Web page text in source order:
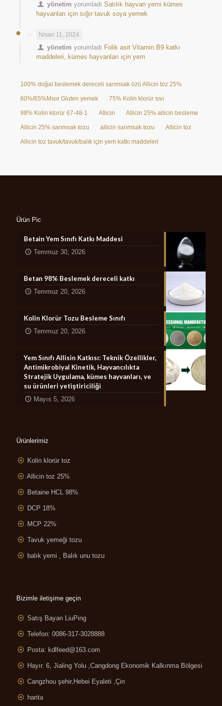
yönetim yorumladıSatılık hayvan yemi kümes
hayvanları için sığır tavuk soya yemek
Nisan 11, 2024
yönetim yorumladı Folik asit Vitamin B9 katkı
maddeleri, kümes hayvanları için yem
100% doğal beslemek dereceli sarımsak özü Allicin toz 25%
60%/65%Mısır Gluten yemek 75% Kolin klorür sıvı
98% Kolin klorür 67-48-1 Allicin Allicin 25% allicin besleme
Allicin 25% sarımsak tozu allicin sarımsak tozu Allicin toz
Allicin toz tavuk/tavuk/balık için yem katkı maddeleri
Ürün Pic
Betain Yem Sınıfı Katkı Maddesi
Temmuz 30, 2026
Betan 98% Beslemek dereceli katkı
Temmuz 20, 2026
Kolin Klorür Tozu Besleme Sınıfı
Temmuz 20, 2026
Yem Sınıfı Allisin Katkısı: Teknik Özellikler,
Antimikrobiyal Kinetik, Hayvancılıkta
Stratejik Uygulama, kümes hayvanları, ve
su ürünleri yetiştiriciliği
Mayıs 5, 2026
Ürünlerimiz
Kolin klorür toz
Allicin toz 25%
Betaine HCL 98%
DCP 18%
MCP 22%
Tavuk yemeği tozu
balık yemi , Balık unu tozu
Bizimle iletişime geçin
Satış Bayan LiuPing
Telefon: 0086-317-3028888
Posta: kdlfeed@163.com
Hayır. 6, Jialing Yolu ,Cangdong Ekonomik Kalkınma Bölgesi
Cangzhou şehir,Hebei Eyaleti ,Çin
harita